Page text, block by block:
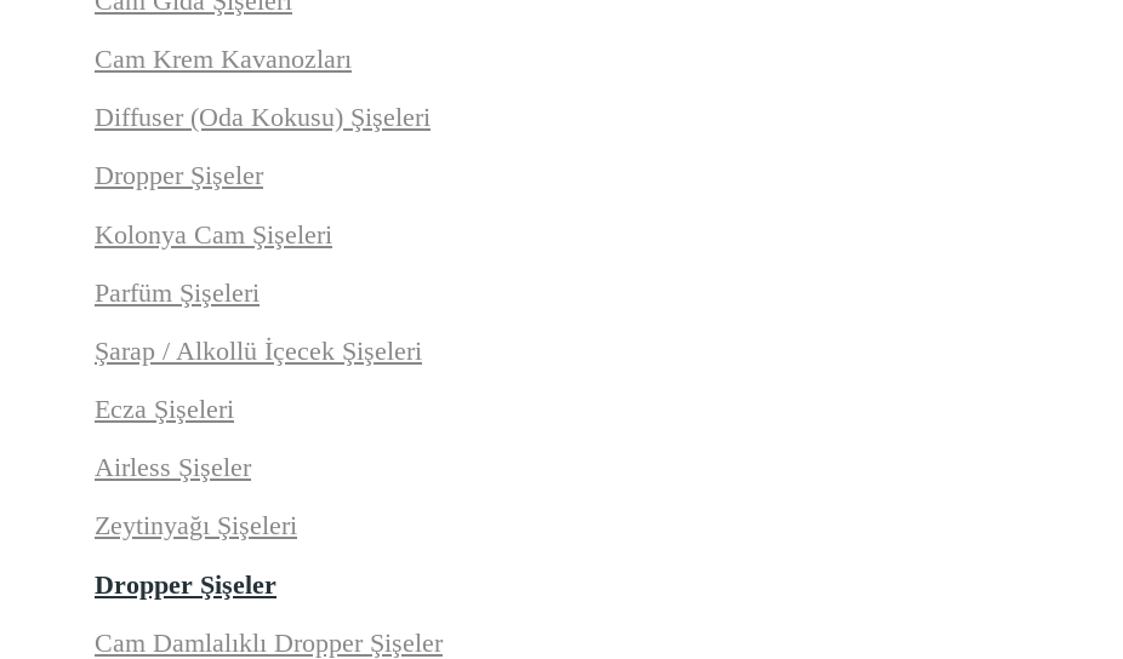
Cam Krem Kavanozları
Diffuser (Oda Kokusu) Şişeleri
Dropper Şişeler
Kolonya Cam Şişeleri
Parfüm Şişeleri
Şarap / Alkollü İçecek Şişeleri
Ecza Şişeleri
Airless Şişeler
Zeytinyağı Şişeleri
Dropper Şişeler
Cam Damlalıklı Dropper Şişeler